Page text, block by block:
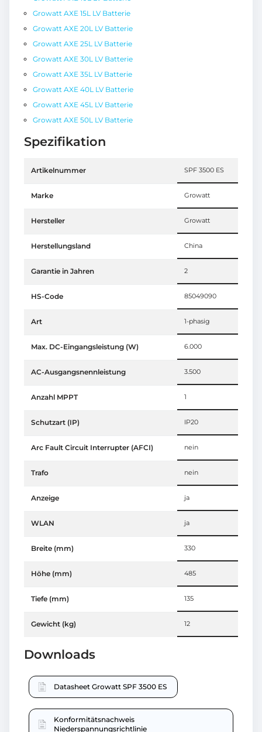
Growatt AXE 15L LV Batterie
Growatt AXE 20L LV Batterie
Growatt AXE 25L LV Batterie
Growatt AXE 30L LV Batterie
Growatt AXE 35L LV Batterie
Growatt AXE 40L LV Batterie
Growatt AXE 45L LV Batterie
Growatt AXE 50L LV Batterie
Spezifikation
Artikelnummer SPF 3500 ES
Marke Growatt
Hersteller Growatt
Herstellungsland China
Garantie in Jahren 2
HS-Code 85049090
Art 1-phasig
Max. DC-Eingangsleistung (W) 6.000
AC-Ausgangsnennleistung 3.500
Anzahl MPPT 1
Schutzart (IP) IP20
Arc Fault Circuit Interrupter (AFCI) nein
Trafo nein
Anzeige ja
WLAN ja
Breite (mm) 330
Höhe (mm) 485
Tiefe (mm) 135
Gewicht (kg) 12
Downloads
Datasheet Growatt SPF 3500 ES
Konformitätsnachweis
Niederspannungsrichtlinie